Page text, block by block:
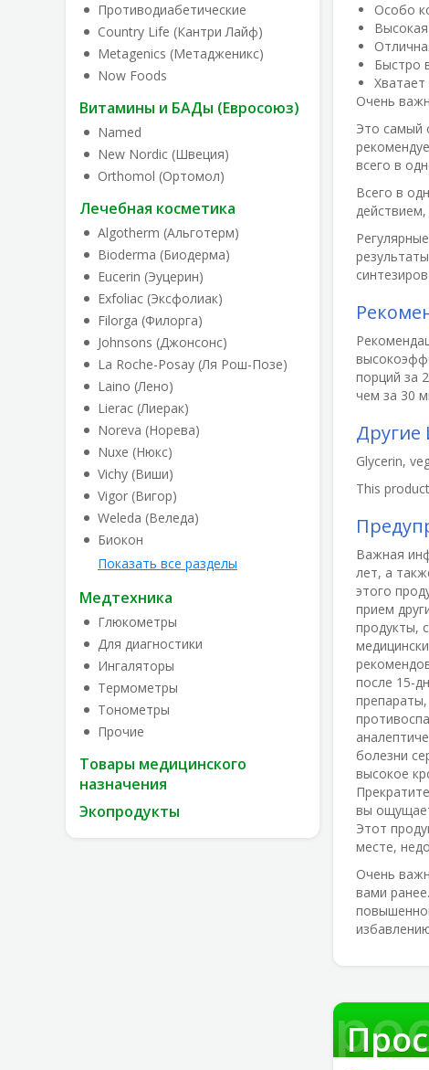
Противодиабетические
Country Life (Кантри Лайф)
Metagenics (Метадженикс)
Now Foods
Витамины и БАДы (Евросоюз)
Named
New Nordic (Швеция)
Orthomol (Ортомол)
Лечебная косметика
Algotherm (Альготерм)
Bioderma (Биодерма)
Eucerin (Эуцерин)
Exfoliac (Эксфолиак)
Filorga (Филорга)
Johnsons (Джонсонс)
La Roche-Posay (Ля Рош-Позе)
Laino (Лено)
Lierac (Лиерак)
Noreva (Норева)
Nuxe (Нюкс)
Vichy (Виши)
Vigor (Вигор)
Weleda (Веледа)
Биокон
Показать все разделы
Медтехника
Глюкометры
Для диагностики
Ингаляторы
Термометры
Тонометры
Прочие
Товары медицинского
назначения
Экопродукты
Особо
Быстро
Хватает
Очень
Это самый
всего в
Всего в
порций за
чем за 30
Другие
Glycerin,
This
Важная
лет, а
этого
прием
продукты,
после 15-
болезни
высокое
вы
Этот
месте,
Очень
вами